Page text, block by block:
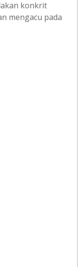
konkrit
mengacu pada